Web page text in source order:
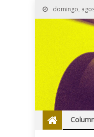
domingo,